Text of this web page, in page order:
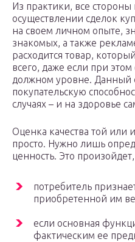
Из практики, все стороны
осуществлении сделок
на своем личном опыте,
знакомых, а также
расходится товар,
всего, даже если при этом
должном уровне. Данный
покупательскую
случаях – и на здоровье
Оценка качества той или
просто. Нужно лишь
ценность. Это
потребитель
приобретенной им
если основная
фактическим ее